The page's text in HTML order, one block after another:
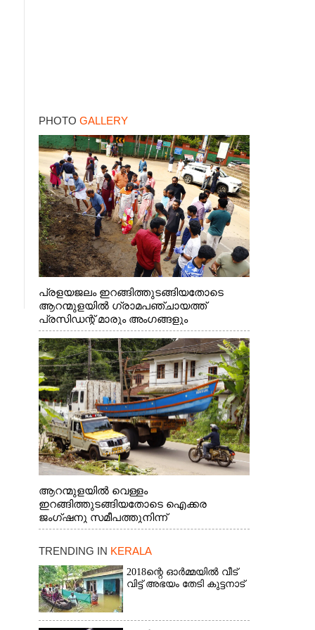
PHOTO GALLERY
പ്രളയജലം ഇറങ്ങിത്തുടങ്ങിയതോടെ
ആറന്മുളയിൽ ഗ്രാമപഞ്ചായത്ത്
പ്രസിഡന്റ് മാരും അംഗങ്ങളും
രാഷ്ട്രീയപ്രവത്തകരും അടങ്ങുന്ന സംഘം
റോഡിൽ അടിഞ്ഞ് കൂടിയ ചെളിയും മണ്ണും
മറ്റ് മാലിന്യങ്ങളും നീക്കം ചെയ്യുന്നു.
ആറന്മുളയിൽ വെള്ളം
ഇറങ്ങിത്തുടങ്ങിയതോടെ ഐക്കര
ജംഗ്ഷനു സമീപത്തുനിന്ന്
രക്ഷാപ്രവർത്തനത്തിന് കൊല്ലത്ത് നിന്ന്
തിരികെക്കൊണ്ടുപോകുന്നു.
TRENDING IN KERALA
2018ന്റെ ഓർമ്മയിൽ വീട്
വിട്ട് അഭയം തേടി കുട്ടനാട്